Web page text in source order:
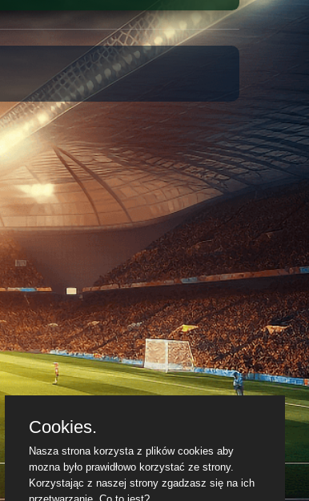
Cookies.
Nasza strona korzysta z plików cookies aby
mozna było prawidłowo korzystać ze strony.
Korzystając z naszej strony zgadzasz się na ich